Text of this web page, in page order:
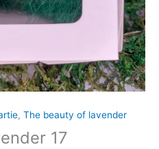
, The beauty of lavender
17